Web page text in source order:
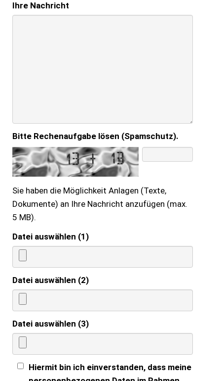
Ihre Nachricht
Bitte Rechenaufgabe lösen (Spamschutz).
Sie haben die Möglichkeit Anlagen (Texte,
Dokumente) an Ihre Nachricht anzufügen (max.
5 MB).
Datei auswählen (1)
Datei auswählen (2)
Datei auswählen (3)
Hiermit bin ich einverstanden, dass meine